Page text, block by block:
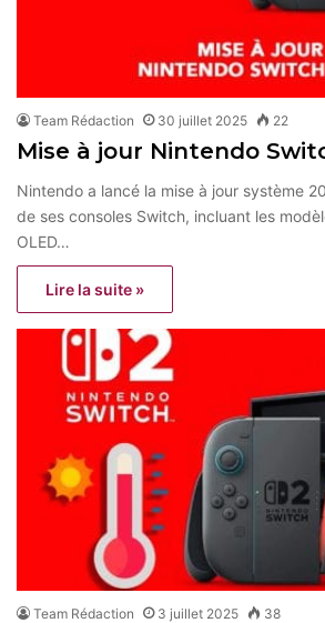
Team Rédaction 30 juillet 2025 22
Mise à jour Nintendo
Nintendo a lancé la mise à jour système
de ses consoles Switch, incluant les
OLED…
Lire la suite »
Team Rédaction 3 juillet 2025 38